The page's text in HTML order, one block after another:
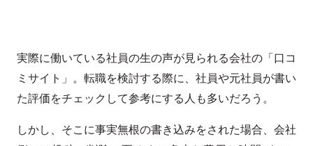
実際に働いている社員の生の声が見られる会社の「口コ
ミサイト」。転職を検討する際に、社員や元社員が書い
た評価をチェックして参考にする人も多いだろう。
しかし、そこに事実無根の書き込みをされた場合、会社